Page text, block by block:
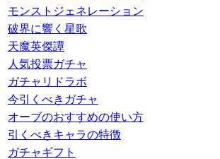
モンストジェネレーション
破界に響く星歌
天魔英傑譚
人気投票ガチャ
ガチャリドラボ
今引くべきガチャ
オーブのおすすめの使い方
引くべきキャラの特徴
ガチャギフト